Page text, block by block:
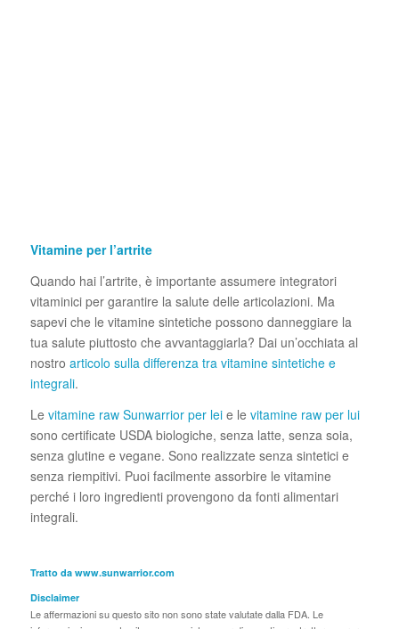
Vitamine per l’artrite
Quando hai l’artrite, è importante assumere integratori
vitaminici per garantire la salute delle articolazioni. Ma
sapevi che le vitamine sintetiche possono danneggiare la
tua salute piuttosto che avvantaggiarla? Dai un’occhiata al
nostro articolo sulla differenza tra vitamine sintetiche e
integrali.
Le vitamine raw Sunwarrior per leie le vitamine raw per lui
sono certificate USDA biologiche, senza latte, senza soia,
senza glutine e vegane. Sono realizzate senza sintetici e
senza riempitivi. Puoi facilmente assorbire le vitamine
perché i loro ingredienti provengono da fonti alimentari
integrali.
Tratto da www.sunwarrior.com
Disclaimer
Le affermazioni su questo sito non sono state valutate dalla FDA. Le